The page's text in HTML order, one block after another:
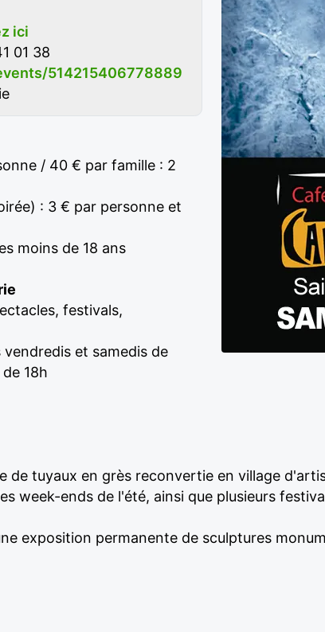
ici
01 38
514215406778889
/ 40 € par famille : 2
: 3 € par personne et
moins de 18 ans
festivals,
et samedis de
18h
de tuyaux en grès reconvertie en village
week-ends de l'été, ainsi que plusieurs
exposition permanente de sculptures